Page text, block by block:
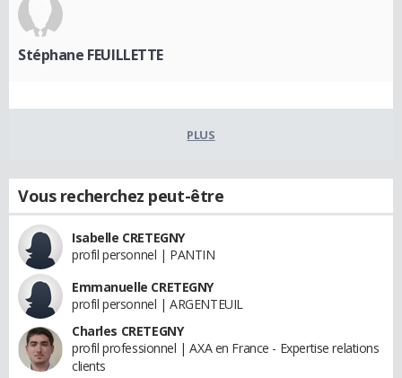
Stéphane FEUILLETTE
PLUS
Vous recherchez peut-être
Isabelle CRETEGNY
profil personnel | PANTIN
Emmanuelle CRETEGNY
profil personnel | ARGENTEUIL
Charles CRETEGNY
profil professionnel | AXA en France - Expertise relations
clients